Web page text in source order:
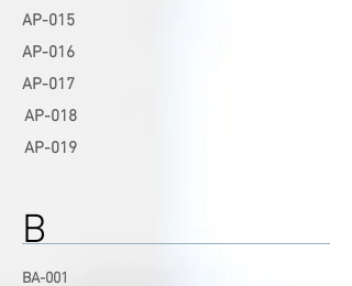
AP-015
AP-016
AP-017
AP-018
AP-019
B
BA-001